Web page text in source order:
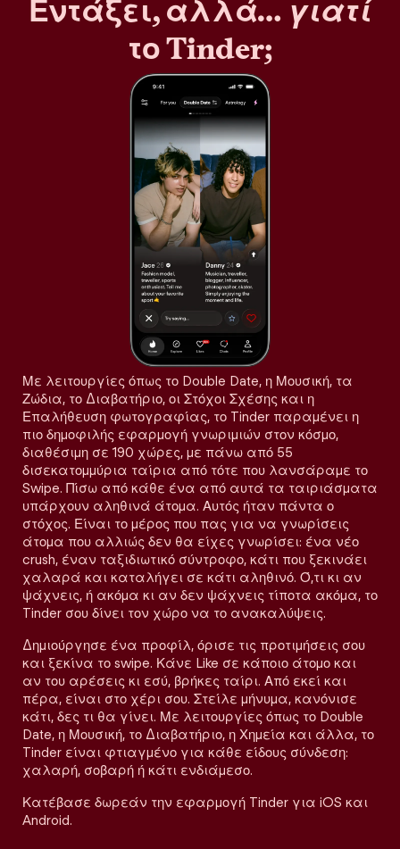
Εντάξει, αλλά… γιατί
το Tinder;
Με λειτουργίες όπως το Double Date, η Μουσική, τα
Ζώδια, το Διαβατήριο, οι Στόχοι Σχέσης και η
Επαλήθευση φωτογραφίας, το Tinder παραμένει η
πιο δημοφιλής εφαρμογή γνωριμιών στον κόσμο,
διαθέσιμη σε 190 χώρες, με πάνω από 55
δισεκατομμύρια ταίρια από τότε που λανσάραμε το
Swipe. Πίσω από κάθε ένα από αυτά τα ταιριάσματα
υπάρχουν αληθινά άτομα. Αυτός ήταν πάντα ο
στόχος. Είναι το μέρος που πας για να γνωρίσεις
άτομα που αλλιώς δεν θα είχες γνωρίσει: ένα νέο
crush, έναν ταξιδιωτικό σύντροφο, κάτι που ξεκινάει
χαλαρά και καταλήγει σε κάτι αληθινό. Ό,τι κι αν
ψάχνεις, ή ακόμα κι αν δεν ψάχνεις τίποτα ακόμα, το
Tinder σου δίνει τον χώρο να το ανακαλύψεις.
Δημιούργησε ένα προφίλ, όρισε τις προτιμήσεις σου
και ξεκίνα το swipe. Κάνε Like σε κάποιο άτομο και
αν του αρέσεις κι εσύ, βρήκες ταίρι. Από εκεί και
πέρα, είναι στο χέρι σου. Στείλε μήνυμα, κανόνισε
κάτι, δες τι θα γίνει. Με λειτουργίες όπως το Double
Date, η Μουσική, το Διαβατήριο, η Χημεία και άλλα, το
Tinder είναι φτιαγμένο για κάθε είδους σύνδεση:
χαλαρή, σοβαρή ή κάτι ενδιάμεσο.
Κατέβασε δωρεάν την εφαρμογή Tinder για iOS και
Android.